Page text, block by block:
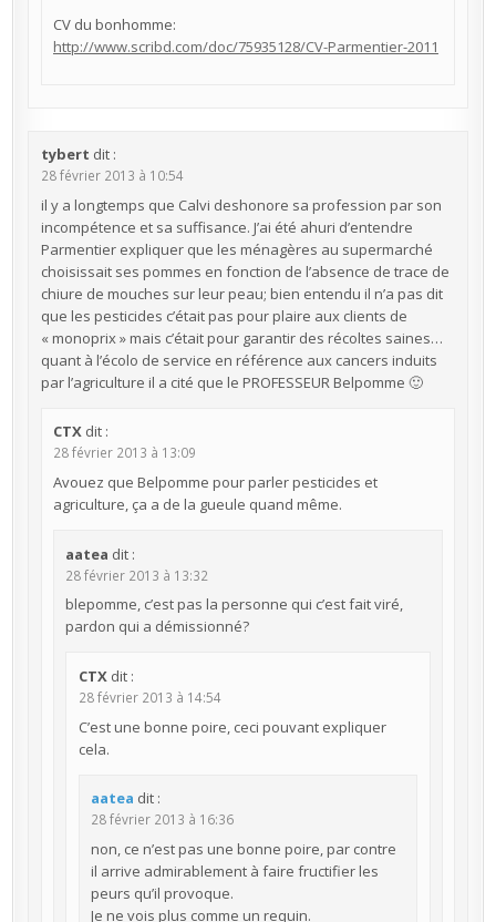
CV du bonhomme:
http://www.scribd.com/doc/75935128/CV-Parmentier-2011
tybert dit :
28 février 2013 à 10:54
il y a longtemps que Calvi deshonore sa profession par son
incompétence et sa suffisance. J’ai été ahuri d’entendre
Parmentier expliquer que les ménagères au supermarché
choisissait ses pommes en fonction de l’absence de trace de
chiure de mouches sur leur peau; bien entendu il n’a pas dit
que les pesticides c’était pas pour plaire aux clients de
« monoprix » mais c’était pour garantir des récoltes saines…
quant à l’écolo de service en référence aux cancers induits
par l’agriculture il a cité que le PROFESSEUR Belpomme 🙂
CTX dit :
28 février 2013 à 13:09
Avouez que Belpomme pour parler pesticides et
agriculture, ça a de la gueule quand même.
aatea dit :
28 février 2013 à 13:32
blepomme, c’est pas la personne qui c’est fait viré,
pardon qui a démissionné?
CTX dit :
28 février 2013 à 14:54
C’est une bonne poire, ceci pouvant expliquer
cela.
aatea dit :
28 février 2013 à 16:36
non, ce n’est pas une bonne poire, par contre
il arrive admirablement à faire fructifier les
peurs qu’il provoque.
Je ne vois plus comme un requin.